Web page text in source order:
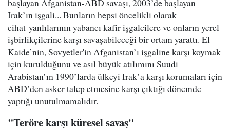
başlayan Afganistan-ABD savaşı, 2003’de başlayan
Irak’ın işgali... Bunların hepsi öncelikli olarak
cihat yanlılarının yabancı kafir işgalcilere ve onların yerel
işbirlikçilerine karşı savaşabileceği bir ortam yarattı. El
Kaide’nin, Sovyetler'in Afganistan’ı işgaline karşı koymak
için kurulduğunu ve asıl büyük atılımını Suudi
Arabistan’ın 1990’larda ülkeyi Irak’a karşı korumaları için
ABD’den asker talep etmesine karşı çıktığı dönemde
yaptığı unutulmamalıdır.
"Teröre karşı küresel savaş"